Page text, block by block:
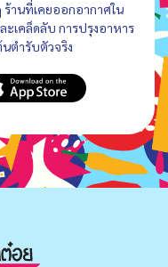
ร้านที่เคยออกอากาศใน
เคล็ดลับ การปรุงอาหาร
นตำรับตัวจริง